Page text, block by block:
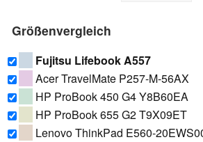
Größenvergleich
Fujitsu Lifebook A557
Acer TravelMate P257-M-56AX
HP ProBook 450 G4 Y8B60EA
HP ProBook 655 G2 T9X09ET
Lenovo ThinkPad E560-